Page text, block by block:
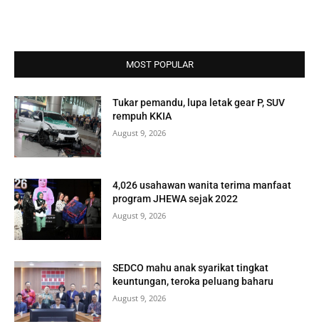
MOST POPULAR
Tukar pemandu, lupa letak gear P, SUV
rempuh KKIA
August 9, 2026
4,026 usahawan wanita terima manfaat
program JHEWA sejak 2022
August 9, 2026
SEDCO mahu anak syarikat tingkat
keuntungan, teroka peluang baharu
August 9, 2026